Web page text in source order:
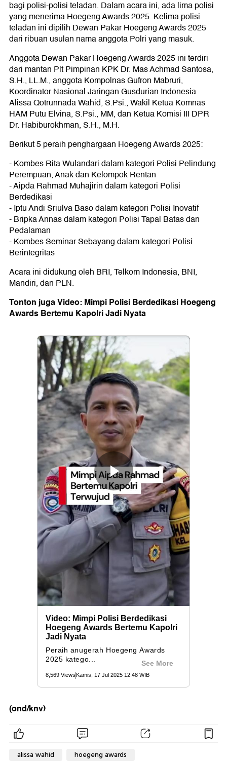
bagi polisi-polisi teladan. Dalam acara ini, ada lima polisi
yang menerima Hoegeng Awards 2025. Kelima polisi
teladan ini dipilih Dewan Pakar Hoegeng Awards 2025
dari ribuan usulan nama anggota Polri yang masuk.
Anggota Dewan Pakar Hoegeng Awards 2025 ini terdiri
dari mantan Plt Pimpinan KPK Dr. Mas Achmad Santosa,
S.H., LL.M., anggota Kompolnas Gufron Mabruri,
Koordinator Nasional Jaringan Gusdurian Indonesia
Alissa Qotrunnada Wahid, S.Psi., Wakil Ketua Komnas
HAM Putu Elvina, S.Psi., MM, dan Ketua Komisi III DPR
Dr. Habiburokhman, S.H., M.H.
Berikut 5 peraih penghargaan Hoegeng Awards 2025:
- Kombes Rita Wulandari dalam kategori Polisi Pelindung
Perempuan, Anak dan Kelompok Rentan
- Aipda Rahmad Muhajirin dalam kategori Polisi
Berdedikasi
- Iptu Andi Sriulva Baso dalam kategori Polisi Inovatif
- Bripka Annas dalam kategori Polisi Tapal Batas dan
Pedalaman
- Kombes Seminar Sebayang dalam kategori Polisi
Berintegritas
Acara ini didukung oleh BRI, Telkom Indonesia, BNI,
Mandiri, dan PLN.
Tonton juga Video: Mimpi Polisi Berdedikasi Hoegeng
Awards Bertemu Kapolri Jadi Nyata
(ond/knv)
alissa wahid hoegeng awards